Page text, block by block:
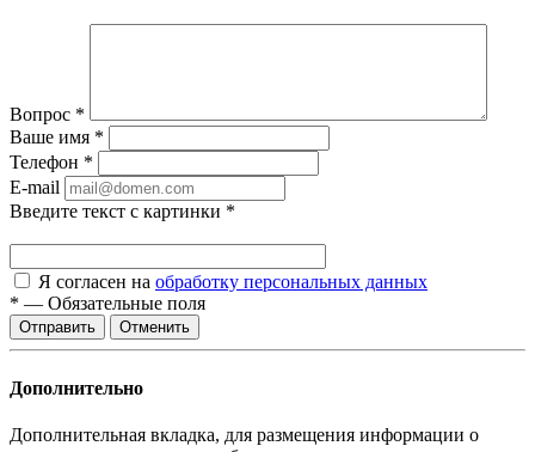
Вопрос *
Ваше имя *
Телефон *
E-mail
Введите текст с картинки *
Я согласен на обработку персональных данных
* — Обязательные поля
Отменить
Дополнительно
Дополнительная вкладка, для размещения информации о